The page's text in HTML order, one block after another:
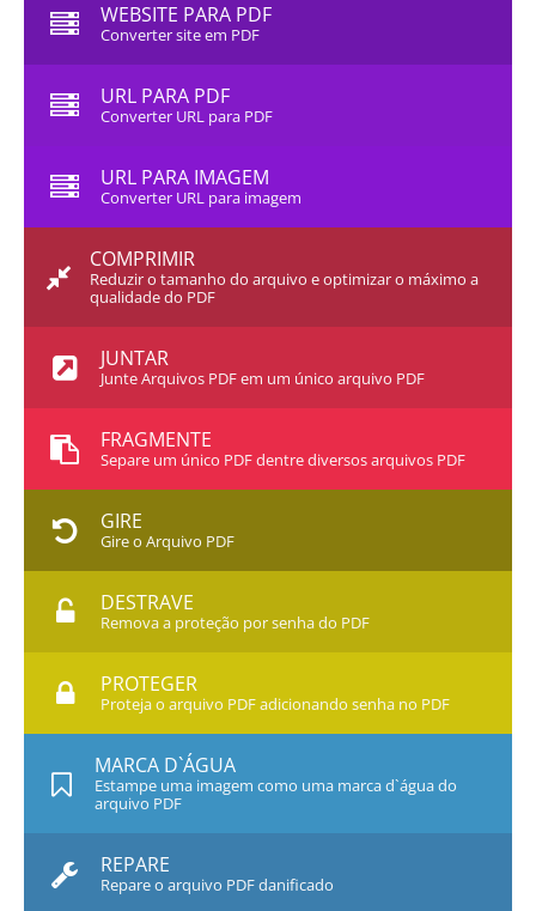
WEBSITE PARA PDF
Converter site em PDF
URL PARA PDF
Converter URL para PDF
URL PARA IMAGEM
Converter URL para imagem
COMPRIMIR
Reduzir o tamanho do arquivo e optimizar o máximo a
qualidade do PDF
JUNTAR
Junte Arquivos PDF em um único arquivo PDF
FRAGMENTE
Separe um único PDF dentre diversos arquivos PDF
GIRE
Gire o Arquivo PDF
DESTRAVE
Remova a proteção por senha do PDF
PROTEGER
Proteja o arquivo PDF adicionando senha no PDF
MARCA D`ÁGUA
Estampe uma imagem como uma marca d`água do
arquivo PDF
REPARE
Repare o arquivo PDF danificado